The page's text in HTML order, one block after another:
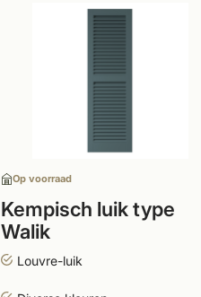
Op voorraad
Kempisch luik type
Walik
Louvre-luik